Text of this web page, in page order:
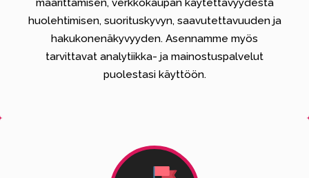
määrittämisen, verkkokaupan käytettävyydestä
huolehtimisen, suorituskyvyn, saavutettavuuden ja
hakukonenäkyvyyden. Asennamme myös
tarvittavat analytiikka- ja mainostuspalvelut
puolestasi käyttöön.